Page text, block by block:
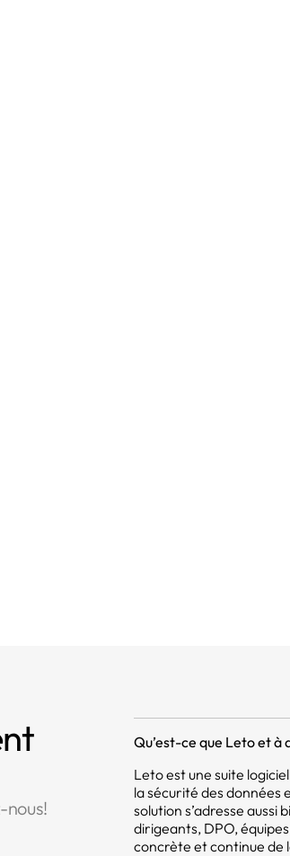
nous!
Qu’est-ce que Leto et à
Leto est une suite
la sécurité des données
solution s’adresse aussi
dirigeants, DPO,
concrète et continue de